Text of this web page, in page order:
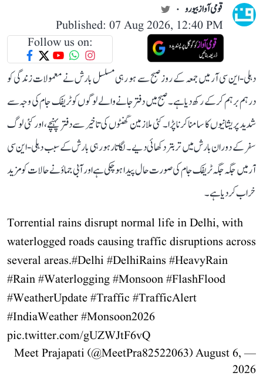
قومی آواز بیورو
Published: 07 Aug 2026, 12:40 PM
Follow us on:
دہلی-این سی آر میں جمعہ کے روز صبح سے ہو رہی مسلسل بارش نے معمولات زندگی کو
درہم برہم کر کے رکھ دیا ہے۔ صبح میں دفتر جانے والے لوگوں کو ٹریفک جام کی وجہ سے
شدید پریشانیوں کا سامنا کرنا پڑا۔ کئی ملازمین گھنٹوں کی تاخیر سے دفتر پہنچے، اور کئی لوگ
سفر کے دوران بارش میں تر بتر دکھائی دیے۔ لگاتار ہو رہی بارش کے سبب دہلی-این سی
آر میں جگہ جگہ ٹریفک جام کی صورت حال پیدا ہو چکی ہے اور آبی جماؤ نے حالات کو مزید
خراب کر دیا ہے۔
Torrential rains disrupt normal life in Delhi, with
waterlogged roads causing traffic disruptions across
several areas.#Delhi #DelhiRains #HeavyRain
#Rain#Waterlogging#Monsoon#FlashFlood
#WeatherUpdate#Traffic #TrafficAlert
#IndiaWeather#Monsoon2026
pic.twitter.com/gUZWJtF6vQ
— Meet Prajapati (@MeetPra82522063)
August 6,
2026